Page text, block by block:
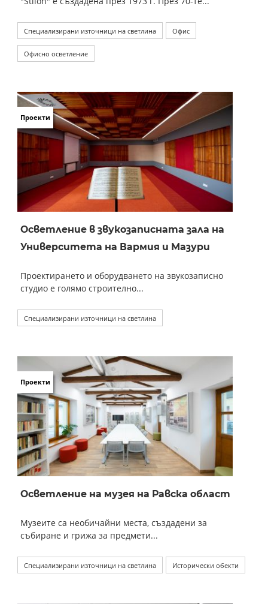
Специализирани източници на светлина Офис
Офисно осветление
Проекти
Осветление в звукозаписната зала на
Университета на Вармия и Мазури
Проектирането и оборудването на звукозаписно
студио е голямо строително...
Специализирани източници на светлина
Проекти
Осветление на музея на Равска област
Музеите са необичайни места, създадени за
събиране и грижа за предмети...
Специализирани източници на светлина Исторически обекти